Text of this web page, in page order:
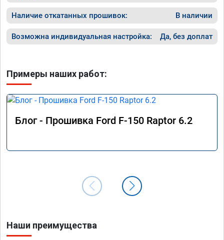
Наличие откатанных прошивок: В наличии
Возможна индивидуальная настройка: Да, без доплат
Примеры наших работ:
Блог - Прошивка Ford F-150 Raptor 6.2
Наши преимущества